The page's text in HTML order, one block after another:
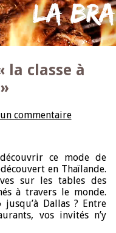
la classe à
un commentaire
ce mode de
en Thaïlande.
sur les tables des
à travers le monde.
jusqu’à Dallas ? Entre
vos invités n’y